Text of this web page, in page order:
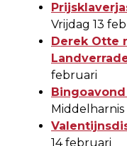
Vrijdag 13
Derek Otte
februari
14 februari